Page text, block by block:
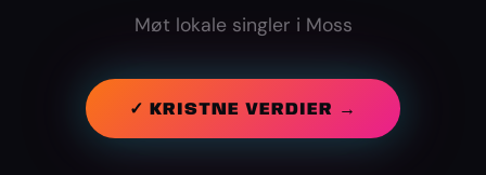
Møt lokale singler i Moss
✓ KRISTNE VERDIER →